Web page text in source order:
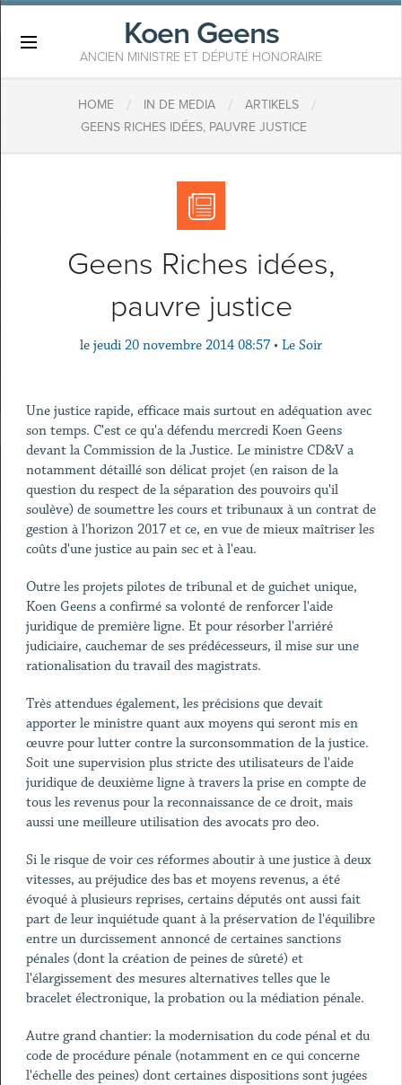
Koen Geens
ANCIEN MINISTRE ET DÉPUTÉ HONORAIRE
HOME / IN DE MEDIA / ARTIKELS /
GEENS RICHES IDÉES, PAUVRE JUSTICE
Geens Riches idées,
pauvre justice
le jeudi 20 novembre 2014 08:57 • Le Soir
Une justice rapide, efficace mais surtout en adéquation avec
son temps. C'est ce qu'a défendu mercredi Koen Geens
devant la Commission de la Justice. Le ministre CD&V a
notamment détaillé son délicat projet (en raison de la
question du respect de la séparation des pouvoirs qu'il
soulève) de soumettre les cours et tribunaux à un contrat de
gestion à l'horizon 2017 et ce, en vue de mieux maîtriser les
coûts d'une justice au pain sec et à l'eau.
Outre les projets pilotes de tribunal et de guichet unique,
Koen Geens a confirmé sa volonté de renforcer l'aide
juridique de première ligne. Et pour résorber l'arriéré
judiciaire, cauchemar de ses prédécesseurs, il mise sur une
rationalisation du travail des magistrats.
Très attendues également, les précisions que devait
apporter le ministre quant aux moyens qui seront mis en
œuvre pour lutter contre la surconsommation de la justice.
Soit une supervision plus stricte des utilisateurs de l'aide
juridique de deuxième ligne à travers la prise en compte de
tous les revenus pour la reconnaissance de ce droit, mais
aussi une meilleure utilisation des avocats pro deo.
Si le risque de voir ces réformes aboutir à une justice à deux
vitesses, au préjudice des bas et moyens revenus, a été
évoqué à plusieurs reprises, certains députés ont aussi fait
part de leur inquiétude quant à la préservation de l'équilibre
entre un durcissement annoncé de certaines sanctions
pénales (dont la création de peines de sûreté) et
l'élargissement des mesures alternatives telles que le
bracelet électronique, la probation ou la médiation pénale.
Autre grand chantier: la modernisation du code pénal et du
code de procédure pénale (notamment en ce qui concerne
l'échelle des peines) dont certaines dispositions sont jugées